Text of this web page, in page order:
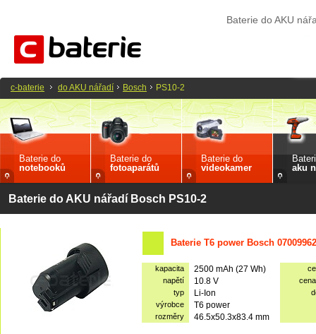
Baterie do AKU
Baterie do
notebooků
Baterie do
fotoaparátů
Baterie do
videokamer
aku
Baterie do AKU nářadí Bosch PS10-2
Baterie T6 power Bosch
kapacita 2500 mAh (27 Wh)
napětí
10.8 V
typ
Li-Ion
výrobce
T6 power
rozměry 46.5x50.3x83.4 mm
c-baterie do AKU nářadí Bosch PS10-2